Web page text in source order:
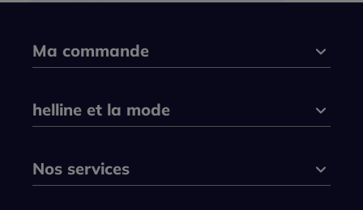
Ma commande
helline et la mode
Nos services